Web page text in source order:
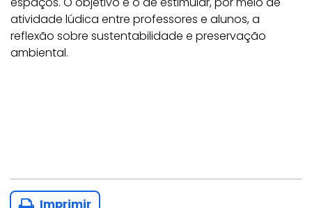
atividade lúdica entre professores e alunos, a
reflexão sobre sustentabilidade e preservação
ambiental.
Imprimir